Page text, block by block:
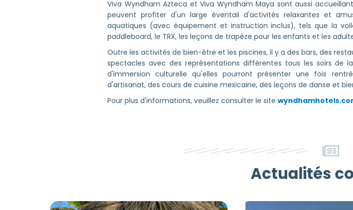
Viva Wyndham Azteca et Viva Wyndham Maya sont aussi
peuvent profiter d'un large éventail d'activités relaxantes et
aquatiques (avec équipement et instruction inclus), tels que la
paddleboard, le TRX, les leçons de trapèze pour les enfants et les
Outre les activités de bien-être et les piscines, il y a des bars, des
spectacles avec des représentations différentes tous les soirs de
d'immersion culturelle qu'elles pourront présenter une fois
d'artisanat, des cours de cuisine mexicaine, des leçons de danse et
Pour plus d'informations, veuillez consulter le site
Actualités